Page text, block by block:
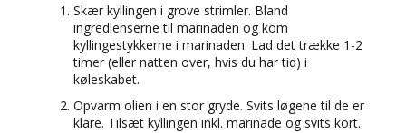
Skær kyllingen i grove strimler. Bland
ingredienserne til marinaden og kom
kyllingestykkerne i marinaden. Lad det trække 1-2
timer (eller natten over, hvis du har tid) i
køleskabet.
Opvarm olien i en stor gryde. Svits løgene til de er
klare. Tilsæt kyllingen inkl. marinade og svits kort.